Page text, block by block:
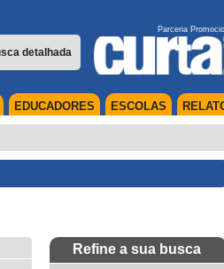
detalhada
Parceria
ESCOLAS
EDUCADORES
Refine a sua busca